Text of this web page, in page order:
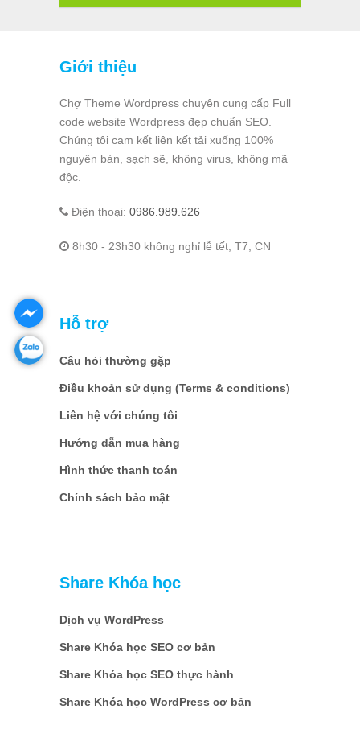
Giới thiệu
Chợ Theme Wordpress chuyên cung cấp Full
code website Wordpress đẹp chuẩn SEO.
Chúng tôi cam kết liên kết tải xuống 100%
nguyên bản, sạch sẽ, không virus, không mã
độc.
Điện thoại: 0986.989.626
8h30 - 23h30 không nghỉ lễ tết, T7, CN
Hỗ trợ
Câu hỏi thường gặp
Điều khoản sử dụng (Terms & conditions)
Liên hệ với chúng tôi
Hướng dẫn mua hàng
Hình thức thanh toán
Chính sách bảo mật
Share Khóa học
Dịch vụ WordPress
Share Khóa học SEO cơ bản
Share Khóa học SEO thực hành
Share Khóa học WordPress cơ bản